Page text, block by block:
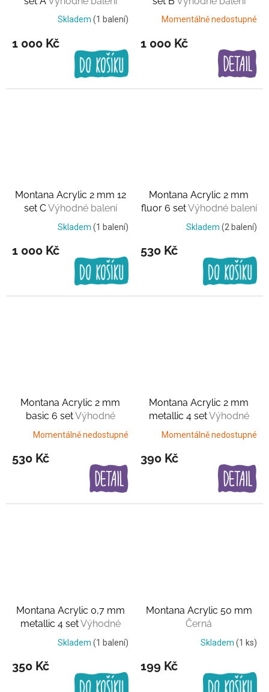
Skladem (1 balení)
1 000 Kč
Momentálně nedostupné
1 000 Kč
Montana Acrylic 2 mm 12
set CVýhodné balení
Skladem (1 balení)
1 000 Kč
Montana Acrylic 2 mm
fluor 6 setVýhodné balení
Skladem (2 balení)
530 Kč
Montana Acrylic 2 mm
basic 6 setVýhodné
balení
Momentálně nedostupné
530 Kč
Montana Acrylic 2 mm
metallic 4 setVýhodné
balení
Momentálně nedostupné
390 Kč
Montana Acrylic 0,7 mm
metallic 4 setVýhodné
balení
Skladem (1 balení)
350 Kč
Montana Acrylic 50 mm
Černá
Skladem (1 ks)
199 Kč